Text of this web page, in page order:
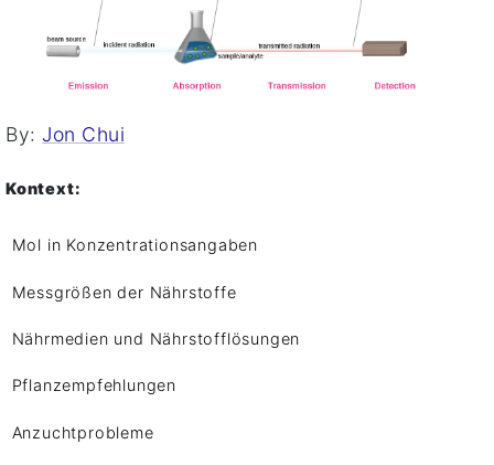
By: Jon Chui
Kontext:
Mol in Konzentrationsangaben
Messgrößen der Nährstoffe
Nährmedien und Nährstofflösungen
Pflanzempfehlungen
Anzuchtprobleme